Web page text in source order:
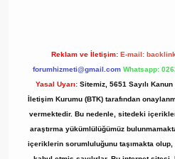
Reklam ve İletişim: E-mail:
forumhizmeti@gmail.com Whatsapp:
Yasal Uyarı: Sitemiz, 5651 Sayılı
İletişim Kurumu (BTK) tarafından
vermektedir. Bu nedenle, sitedeki
araştırma yükümlülüğümüz
içeriklerin sorumluluğunu taşımakta